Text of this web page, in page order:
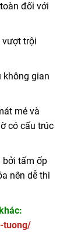
đối với
vượt trội
không gian
mẻ và
có cấu trúc
bởi tấm ốp
nên dễ thi
tuong/